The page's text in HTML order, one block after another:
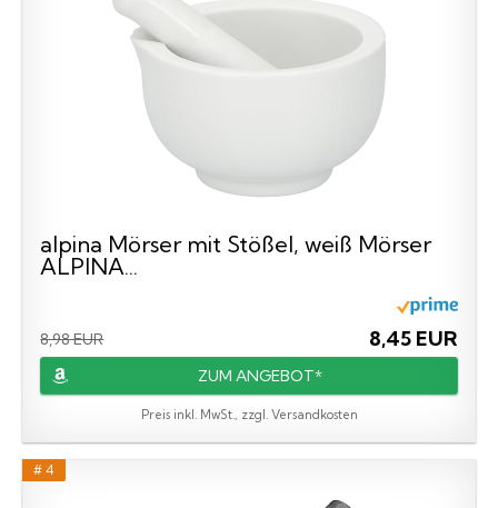
alpina Mörser mit Stößel, weiß Mörser
ALPINA...
8,98 EUR 8,45 EUR
ZUM ANGEBOT*
Preis inkl. MwSt., zzgl. Versandkosten
# 4